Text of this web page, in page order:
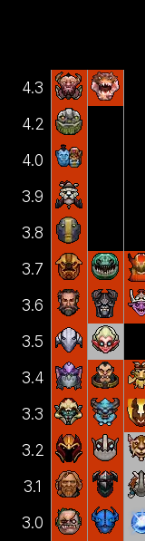
4.3
4.2
4.0
3.9
3.8
3.7
3.6
3.5
3.4
3.3
3.2
3.1
3.0